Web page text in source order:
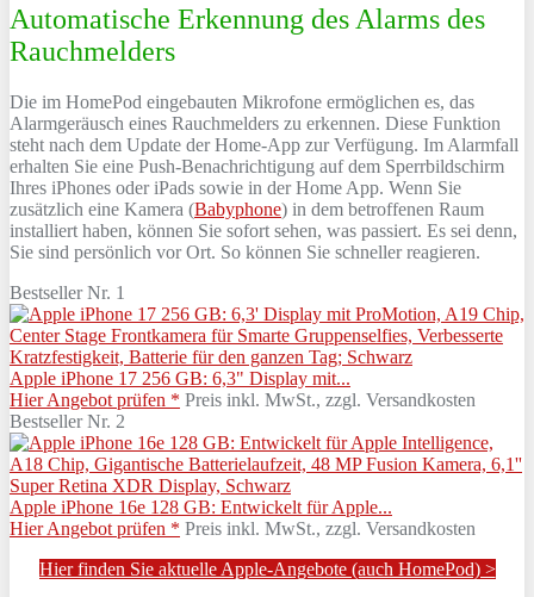
Automatische Erkennung des Alarms des
Rauchmelders
Die im HomePod eingebauten Mikrofone ermöglichen es, das
Alarmgeräusch eines Rauchmelders zu erkennen. Diese Funktion
steht nach dem Update der Home-App zur Verfügung. Im Alarmfall
erhalten Sie eine Push-Benachrichtigung auf dem Sperrbildschirm
Ihres iPhones oder iPads sowie in der Home App. Wenn Sie
zusätzlich eine Kamera (Babyphone) in dem betroffenen Raum
installiert haben, können Sie sofort sehen, was passiert. Es sei denn,
Sie sind persönlich vor Ort. So können Sie schneller reagieren.
Bestseller Nr. 1
Apple iPhone 17 256 GB: 6,3" Display mit...
Hier Angebot prüfen * Preis inkl. MwSt., zzgl. Versandkosten
Bestseller Nr. 2
Apple iPhone 16e 128 GB: Entwickelt für Apple...
Hier Angebot prüfen * Preis inkl. MwSt., zzgl. Versandkosten
Hier finden Sie aktuelle Apple-Angebote (auch HomePod) >